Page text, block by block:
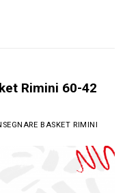
Rimini 60-42
BASKET RIMINI